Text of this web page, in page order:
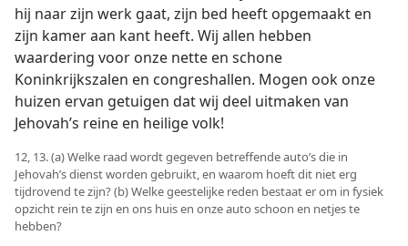
hij naar zijn werk gaat, zijn bed heeft opgemaakt en
zijn kamer aan kant heeft. Wij allen hebben
waardering voor onze nette en schone
Koninkrijkszalen en congreshallen. Mogen ook onze
huizen ervan getuigen dat wij deel uitmaken van
Jehovah’s reine en heilige volk!
12, 13. (a) Welke raad wordt gegeven betreffende auto’s die in
Jehovah’s dienst worden gebruikt, en waarom hoeft dit niet erg
tijdrovend te zijn? (b) Welke geestelijke reden bestaat er om in fysiek
opzicht rein te zijn en ons huis en onze auto schoon en netjes te
hebben?